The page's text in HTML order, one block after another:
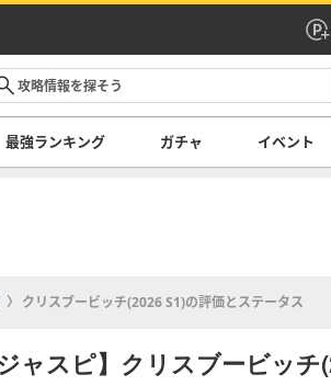
最強ランキング ガチャ イベント
クリスブービッチ(2026 S1)の評価とステータス
ジャスピ】クリスブービッ